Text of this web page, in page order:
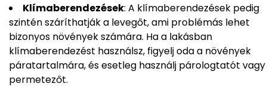
Klímaberendezések: A klímaberendezések pedig
szintén száríthatják a levegőt, ami problémás lehet
bizonyos növények számára. Ha a lakásban
klímaberendezést használsz, figyelj oda a növények
páratartalmára, és esetleg használj párologtatót vagy
permetezőt.